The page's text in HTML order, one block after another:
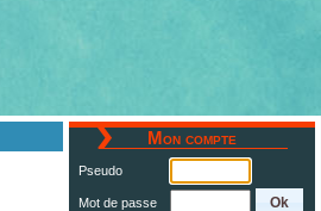
Mon compte
Pseudo
Mot de passe